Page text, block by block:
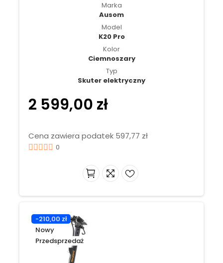
Marka
Ausom
Model
K20 Pro
Kolor
Ciemnoszary
Typ
Skuter elektryczny
2 599,00 zł
Cena zawiera podatek 597,77 zł
0
-210,00 zł
Nowy
Przedsprzedaż